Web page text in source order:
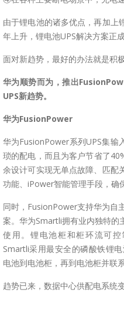
由于锂电池的诸多优点，再加上
年上升，锂电池UPS解决方案正
面对新趋势，最好的办法就是积
华为顺势而为，推出
UPS新趋势。
华为FusionPower
华为FusionPower系列UPS集输
琐的配电，而且为客户节省了
余设计可实现无单点故障、匹配
功能、iPower智能管理手段，确
同时，FusionPower支持华为自
案。华为Smartli拥有业内独特的
使用。锂电池柜和柜环流可控
Smartli采用最安全的磷酸铁锂
电池到电池柜，再到电池柜并联
趋势已来，数据中心供配电系统